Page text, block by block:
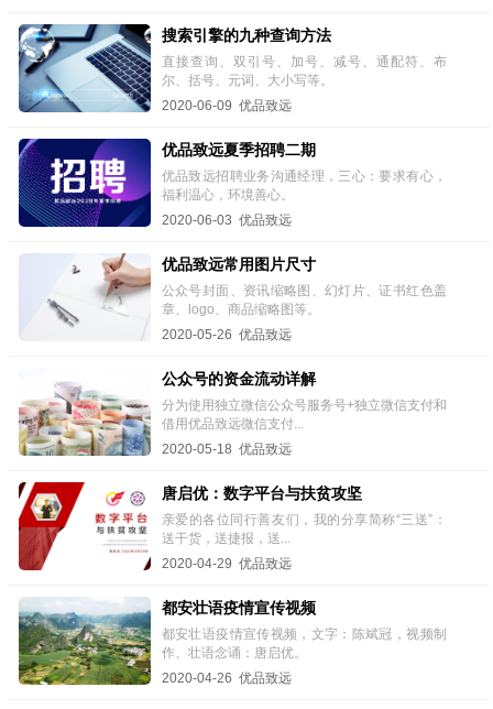
搜索引擎的九种查询方法
直接查询、双引号、加号、减号、通配符、布
尔、括号、元词、大小写等。
2020-06-09 优品致远
优品致远夏季招聘二期
优品致远招聘业务沟通经理，三心：要求有心，
福利温心，环境善心。
2020-06-03 优品致远
优品致远常用图片尺寸
公众号封面、资讯缩略图、幻灯片、证书红色盖
章、logo、商品缩略图等。
2020-05-26 优品致远
公众号的资金流动详解
分为使用独立微信公众号服务号+独立微信支付和
借用优品致远微信支付...
2020-05-18 优品致远
唐启优：数字平台与扶贫攻坚
亲爱的各位同行善友们，我的分享简称“三送”：
送干货，送捷报，送...
2020-04-29 优品致远
都安壮语疫情宣传视频
都安壮语疫情宣传视频，文字：陈斌冠，视频制
作、壮语念诵：唐启优。
2020-04-26 优品致远